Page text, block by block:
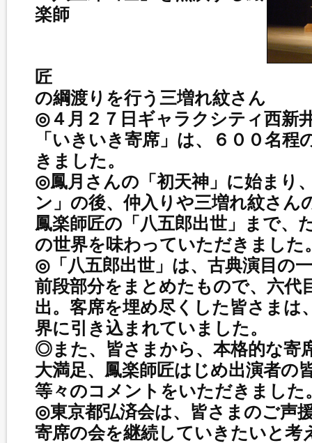
楽師
匠 お客さんの
の綱渡りを行う三増れ紋さん
◎４月２７日ギャラクシティ西新
「いきいき寄席」は、６００名
きました。
◎鳳月さんの「初天神」に始まり
ン」の後、仲入りや三増れ紋さん
鳳楽師匠の「八五郎出世」まで、
の世界を味わっていただきました
◎「八五郎出世」は、古典演目の
前段部分をまとめたもので、六代
出。客席を埋め尽くした皆さまは
界に引き込まれていました。
◎また、皆さまから、本格的な寄
大満足、鳳楽師匠はじめ出演者の
等々のコメントをいただきました
◎東京都弘済会は、皆さまのご声
寄席の会を継続していきたいと